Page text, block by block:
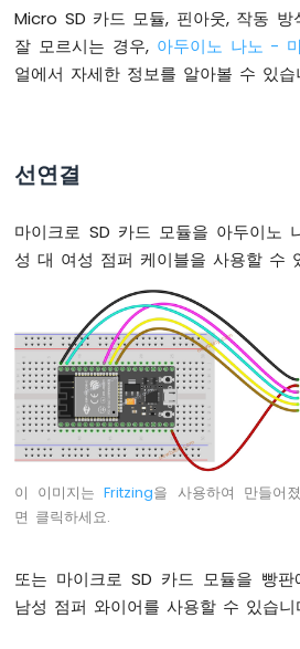
LED
아
두
노
-
-
딜
레
이
깜
박
임
아
두
노
나
여
러
Micro SD 카드 모듈, 핀아웃, 작동 방
잘 모르시는 경우, 아두이노 나노 -
얼에서 자세한 정보를 알아볼 수 있습
선연결
마이크로 SD 카드 모듈을 아두이노
성 대 여성 점퍼 케이블을 사용할 수
이 이미지는Fritzing을 사용하여 만들어
면 클릭하세요.
또는 마이크로 SD 카드 모듈을 빵
남성 점퍼 와이어를 사용할 수 있습니